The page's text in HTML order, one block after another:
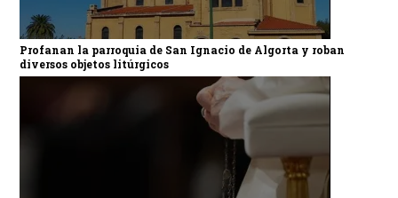
Profanan la parroquia de San Ignacio de Algorta y roban
diversos objetos litúrgicos